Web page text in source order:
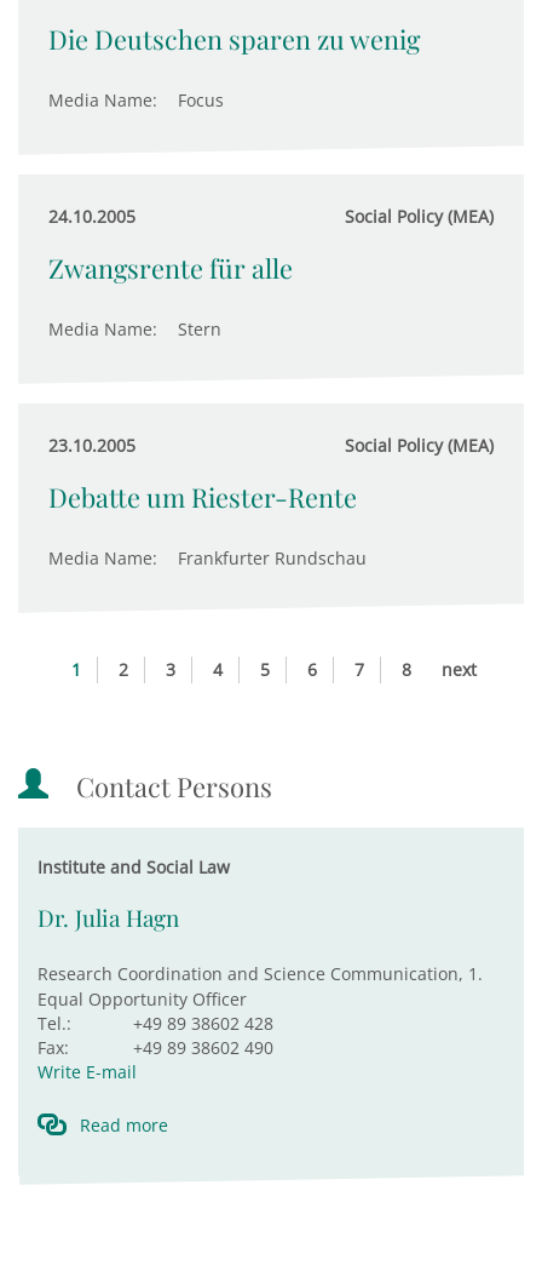
Die Deutschen sparen zu wenig
Media Name: Focus
24.10.2005 Social Policy (MEA)
Zwangsrente für alle
Media Name: Stern
23.10.2005 Social Policy (MEA)
Debatte um Riester-Rente
Media Name: Frankfurter Rundschau
1 2 3 4 5 6 7 8 next
Contact Persons
Institute and Social Law
Dr. Julia Hagn
Research Coordination and Science Communication, 1.
Equal Opportunity Officer
Tel.:
+49 89 38602 428
Fax:
+49 89 38602 490
Write E-mail
Read more